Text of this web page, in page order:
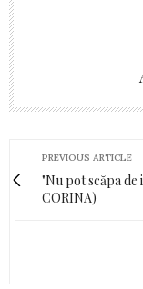
PREVIOUS ARTICLE
"Nu pot scăpa
CORINA)